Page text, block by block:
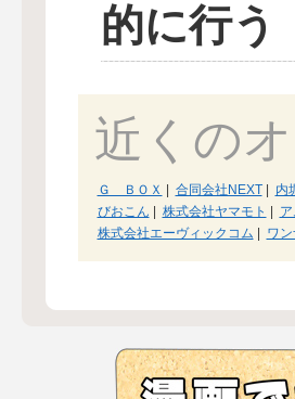
的に行う
近くの
Ｇ ＢＯＸ 合同会社NEXT| 内
びおこん
株式会社ヤマモト
株式会社エーヴィックコム
ワ